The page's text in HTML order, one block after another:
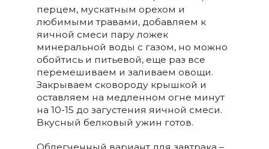
перцем, мускатным орехом и
любимыми травами, добавляем к
яичной смеси пару ложек
минеральной воды с газом, но можно
обойтись и питьевой, еще раз все
перемешиваем и заливаем овощи.
Закрываем сковороду крышкой и
оставляем на медленном огне минут
на 10-15 до загустения яичной смеси.
Вкусный белковый ужин готов.